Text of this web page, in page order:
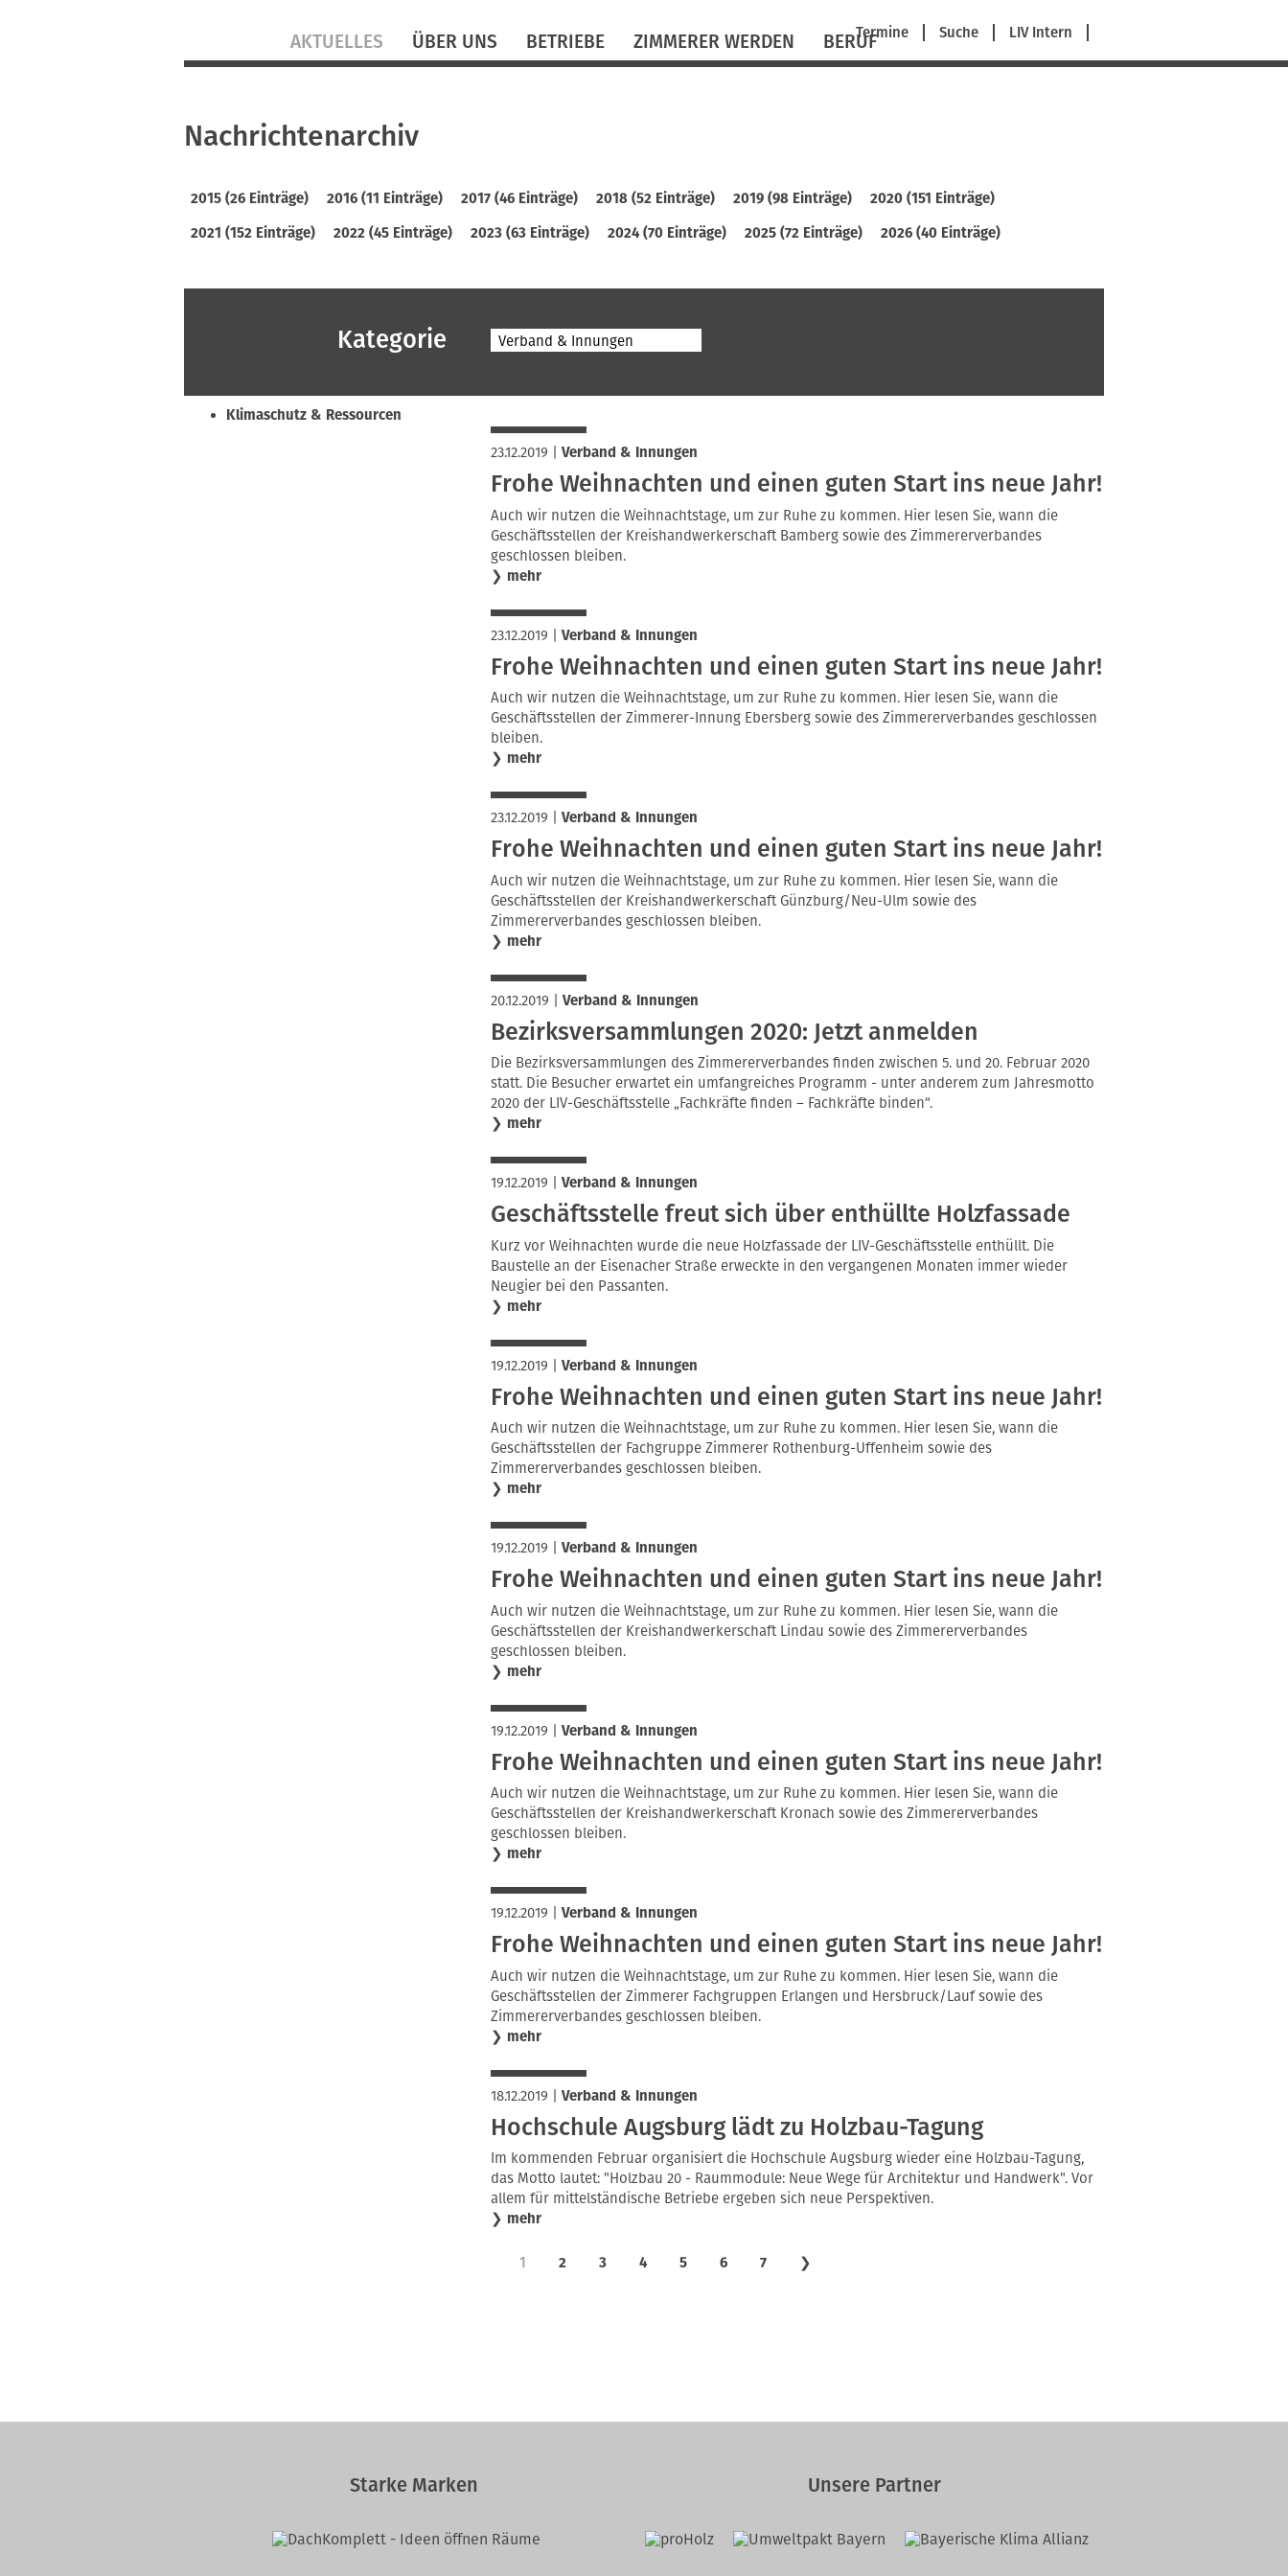
Navigation
überspringen
Termine Suche LIV Intern
überspringen
AKTUELLES ÜBER UNS BETRIEBE ZIMMERER WERDEN BERUF
Nachrichtenarchiv
2015 (26 Einträge) 2016 (11 Einträge) 2017 (46 Einträge) 2018 (52 Einträge) 2019 (98 Einträge)
2020 (151 Einträge)
2021 (152 Einträge)
2022 (45 Einträge) 2023 (63 Einträge) 2024 (70 Einträge) 2025 (72 Einträge) 2026 (40 Einträge)
Kategorie Verband & Innungen
Klimaschutz & Ressourcen
23.12.2019 Verband & Innungen
Frohe Weihnachten und einen guten Start ins neue Jahr!
Auch wir nutzen die Weihnachtstage, um zur Ruhe zu kommen. Hier lesen Sie, wann die
Geschäftsstellen der Kreishandwerkerschaft Bamberg sowie des Zimmererverbandes
geschlossen bleiben.
❯ mehr
23.12.2019 Verband & Innungen
Frohe Weihnachten und einen guten Start ins neue Jahr!
Auch wir nutzen die Weihnachtstage, um zur Ruhe zu kommen. Hier lesen Sie, wann die
Geschäftsstellen der Zimmerer-Innung Ebersberg sowie des Zimmererverbandes geschlossen
bleiben.
❯ mehr
23.12.2019 Verband & Innungen
Frohe Weihnachten und einen guten Start ins neue Jahr!
Auch wir nutzen die Weihnachtstage, um zur Ruhe zu kommen. Hier lesen Sie, wann die
Geschäftsstellen der Kreishandwerkerschaft Günzburg/Neu-Ulm sowie des
Zimmererverbandes geschlossen bleiben.
❯ mehr
20.12.2019 Verband & Innungen
Bezirksversammlungen 2020: Jetzt anmelden
Die Bezirksversammlungen des Zimmererverbandes finden zwischen 5. und 20. Februar 2020
statt. Die Besucher erwartet ein umfangreiches Programm - unter anderem zum Jahresmotto
2020 der LIV-Geschäftsstelle „Fachkräfte finden – Fachkräfte binden“.
❯ mehr
19.12.2019 Verband & Innungen
Geschäftsstelle freut sich über enthüllte Holzfassade
Kurz vor Weihnachten wurde die neue Holzfassade der LIV-Geschäftsstelle enthüllt. Die
Baustelle an der Eisenacher Straße erweckte in den vergangenen Monaten immer wieder
Neugier bei den Passanten.
❯ mehr
19.12.2019 Verband & Innungen
Frohe Weihnachten und einen guten Start ins neue Jahr!
Auch wir nutzen die Weihnachtstage, um zur Ruhe zu kommen. Hier lesen Sie, wann die
Geschäftsstellen der Fachgruppe Zimmerer Rothenburg-Uffenheim sowie des
Zimmererverbandes geschlossen bleiben.
❯ mehr
19.12.2019 Verband & Innungen
Frohe Weihnachten und einen guten Start ins neue Jahr!
Auch wir nutzen die Weihnachtstage, um zur Ruhe zu kommen. Hier lesen Sie, wann die
Geschäftsstellen der Kreishandwerkerschaft Lindau sowie des Zimmererverbandes
geschlossen bleiben.
❯ mehr
19.12.2019 Verband & Innungen
Frohe Weihnachten und einen guten Start ins neue Jahr!
Auch wir nutzen die Weihnachtstage, um zur Ruhe zu kommen. Hier lesen Sie, wann die
Geschäftsstellen der Kreishandwerkerschaft Kronach sowie des Zimmererverbandes
geschlossen bleiben.
❯ mehr
19.12.2019 Verband & Innungen
Frohe Weihnachten und einen guten Start ins neue Jahr!
Auch wir nutzen die Weihnachtstage, um zur Ruhe zu kommen. Hier lesen Sie, wann die
Geschäftsstellen der Zimmerer Fachgruppen Erlangen und Hersbruck/Lauf sowie des
Zimmererverbandes geschlossen bleiben.
❯ mehr
18.12.2019 Verband & Innungen
Hochschule Augsburg lädt zu Holzbau-Tagung
Im kommenden Februar organisiert die Hochschule Augsburg wieder eine Holzbau-Tagung,
das Motto lautet: "Holzbau 20 - Raummodule: Neue Wege für Architektur und Handwerk". Vor
allem für mittelständische Betriebe ergeben sich neue Perspektiven.
❯ mehr
1 2 3 4 5 6 7 ❯
Starke Marken Unsere Partner